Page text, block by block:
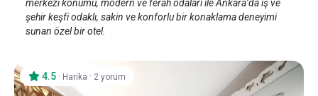
merkezi konumu, modern ve ferah odaları ile Ankara’da iş ve
şehir keşfi odaklı, sakin ve konforlu bir konaklama deneyimi
sunan özel bir otel.
4.5 · Harika · 2 yorum